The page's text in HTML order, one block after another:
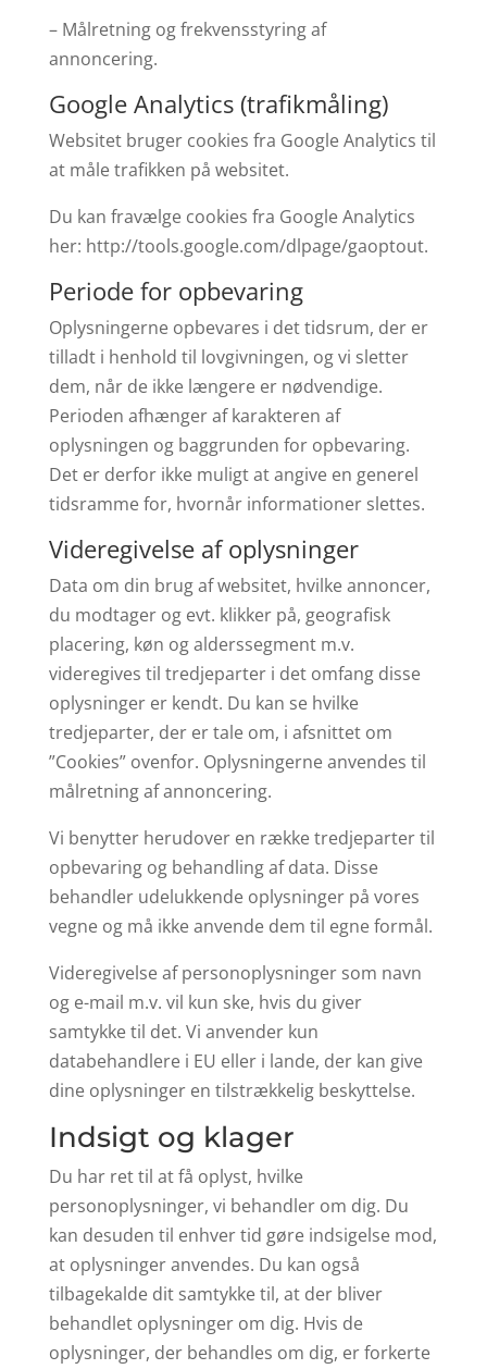
– Målretning og frekvensstyring af
annoncering.
Google Analytics (trafikmåling)
Websitet bruger cookies fra Google Analytics til
at måle trafikken på websitet.
Du kan fravælge cookies fra Google Analytics
her: http://tools.google.com/dlpage/gaoptout.
Periode for opbevaring
Oplysningerne opbevares i det tidsrum, der er
tilladt i henhold til lovgivningen, og vi sletter
dem, når de ikke længere er nødvendige.
Perioden afhænger af karakteren af
oplysningen og baggrunden for opbevaring.
Det er derfor ikke muligt at angive en generel
tidsramme for, hvornår informationer slettes.
Videregivelse af oplysninger
Data om din brug af websitet, hvilke annoncer,
du modtager og evt. klikker på, geografisk
placering, køn og alderssegment m.v.
videregives til tredjeparter i det omfang disse
oplysninger er kendt. Du kan se hvilke
tredjeparter, der er tale om, i afsnittet om
”Cookies” ovenfor. Oplysningerne anvendes til
målretning af annoncering.
Vi benytter herudover en række tredjeparter til
opbevaring og behandling af data. Disse
behandler udelukkende oplysninger på vores
vegne og må ikke anvende dem til egne formål.
Videregivelse af personoplysninger som navn
og e-mail m.v. vil kun ske, hvis du giver
samtykke til det. Vi anvender kun
databehandlere i EU eller i lande, der kan give
dine oplysninger en tilstrækkelig beskyttelse.
Indsigt og klager
Du har ret til at få oplyst, hvilke
personoplysninger, vi behandler om dig. Du
kan desuden til enhver tid gøre indsigelse mod,
at oplysninger anvendes. Du kan også
tilbagekalde dit samtykke til, at der bliver
behandlet oplysninger om dig. Hvis de
oplysninger, der behandles om dig, er forkerte